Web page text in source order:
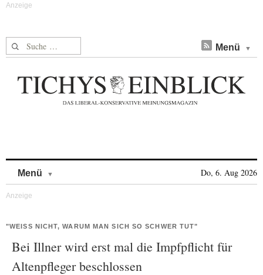
Suche nach: Menü
Menü Do, 6. Aug 2026
"WEISS NICHT, WARUM MAN SICH SO SCHWER TUT"
Bei Illner wird erst mal die Impfpflicht für
Altenpfleger beschlossen